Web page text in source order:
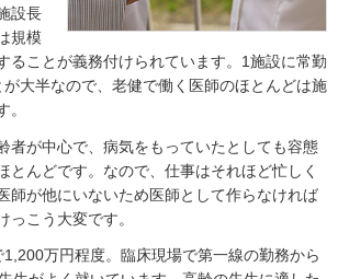
設長
規模
ることが義務付けられています。1施設に常勤
大半なので、老健で働く医師のほとんどは施
。
者が中心で、病気をもっていたとしても容態
とんどです。なので、仕事はそれほど忙しく
師が他にいないため医師として作らなければ
っこう大変です。
万円程度。臨床現場で第一線の勤務から